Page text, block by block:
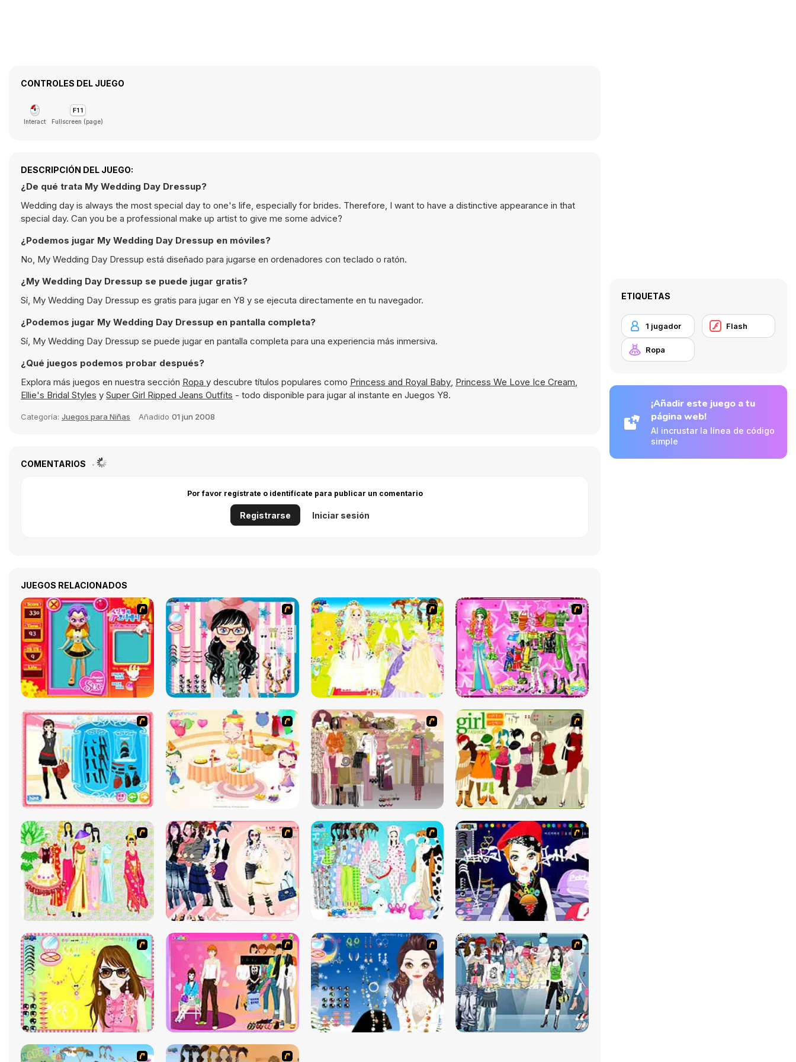
CONTROLES DEL JUEGO
Interact Fullscreen (page)
DESCRIPCIÓN DEL JUEGO:
¿De qué trata My Wedding Day Dressup?
Wedding day is always the most special day to one's life, especially for brides. Therefore, I want to have a distinctive appearance in that
special day. Can you be a professional make up artist to give me some advice?
¿Podemos jugar My Wedding Day Dressup en móviles?
No, My Wedding Day Dressup está diseñado para jugarse en ordenadores con teclado o ratón.
¿My Wedding Day Dressup se puede jugar gratis?
Sí, My Wedding Day Dressup es gratis para jugar en Y8 y se ejecuta directamente en tu navegador.
¿Podemos jugar My Wedding Day Dressup en pantalla completa?
Sí, My Wedding Day Dressup se puede jugar en pantalla completa para una experiencia más inmersiva.
¿Qué juegos podemos probar después?
Explora más juegos en nuestra sección Ropa y descubre títulos populares como Princess and Royal Baby, Princess We Love Ice Cream,
Ellie's Bridal Styles y Super Girl Ripped Jeans Outfits - todo disponible para jugar al instante en Juegos Y8.
Categoría: Juegos para Niñas Añadido 01 jun 2008
COMENTARIOS
Por favor regístrate o identifícate para publicar un comentario
Registrarse Iniciar sesión
JUEGOS RELACIONADOS
ETIQUETAS
1 jugador Flash
Ropa
¡Añadir este juego a tu
página web!
Al incrustar la línea de código
simple